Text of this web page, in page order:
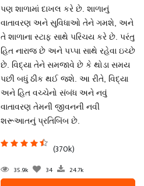
પણ શાળામાં દાખલ કરે છે. શાળાનું
વાતાવરણ અને સુવિધાઓ તેને ગમશે, અને
તે શાળાના સ્ટાફ સાથે પરિચય કરે છે. પરંતુ
હિત નારાજ છે અને પપ્પા સાથે રહેવા ઇચ્છે
છે. વિદ્યા તેને સમજાવે છે કે થોડા સમય
પછી બધું ઠીક થઈ જશે. આ રીતે, વિદ્યા
અને હિત વચ્ચેનો સંબંધ અને નવું
વાતાવરણ તેમની જીવનની નવી
શરૂઆતનું પ્રતિબિંબ છે.
(370k)
35.9k 34 24.7k